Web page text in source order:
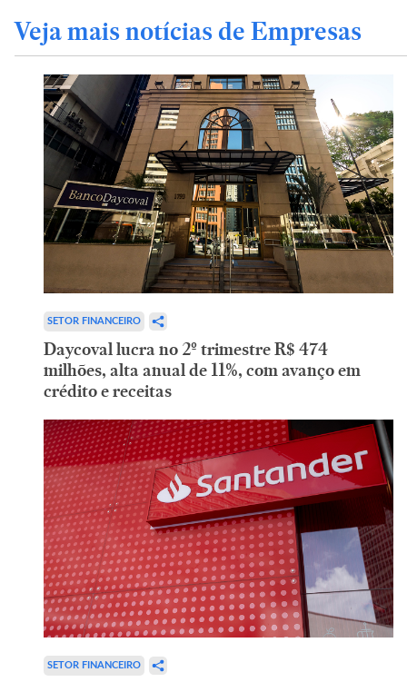
Veja mais notícias de Empresas
SETOR FINANCEIRO
Daycoval lucra no 2º trimestre R$ 474
milhões, alta anual de 11%, com avanço em
crédito e receitas
SETOR FINANCEIRO